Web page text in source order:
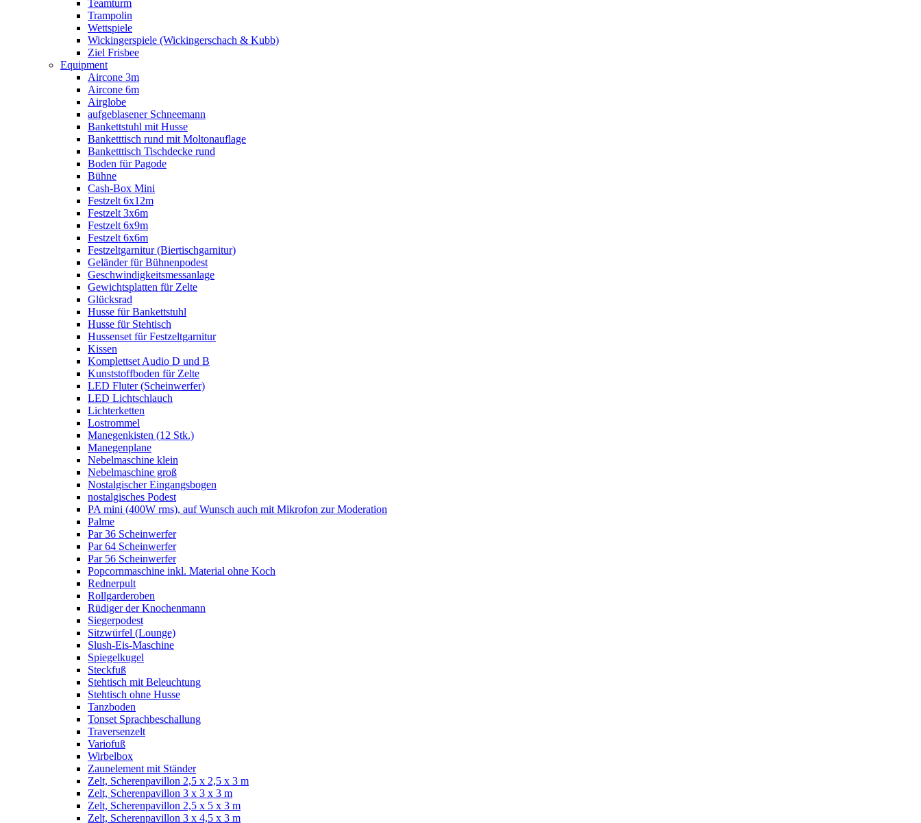
Teamturm
Trampolin
Wettspiele
Wickingerspiele (Wickingerschach & Kubb)
Ziel Frisbee
Equipment
Aircone 3m
Aircone 6m
Airglobe
aufgeblasener Schneemann
Bankettstuhl mit Husse
Banketttisch rund mit Moltonauflage
Banketttisch Tischdecke rund
Boden für Pagode
Bühne
Cash-Box Mini
Festzelt 6x12m
Festzelt 3x6m
Festzelt 6x9m
Festzelt 6x6m
Festzeltgarnitur (Biertischgarnitur)
Geländer für Bühnenpodest
Geschwindigkeitsmessanlage
Gewichtsplatten für Zelte
Glücksrad
Husse für Bankettstuhl
Husse für Stehtisch
Hussenset für Festzeltgarnitur
Kissen
Komplettset Audio D und B
Kunststoffboden für Zelte
LED Fluter (Scheinwerfer)
LED Lichtschlauch
Lichterketten
Lostrommel
Manegenkisten (12 Stk.)
Manegenplane
Nebelmaschine klein
Nebelmaschine groß
Nostalgischer Eingangsbogen
nostalgisches Podest
PA mini (400W rms), auf Wunsch auch mit Mikrofon zur Moderation
Palme
Par 36 Scheinwerfer
Par 64 Scheinwerfer
Par 56 Scheinwerfer
Popcornmaschine inkl. Material ohne Koch
Rednerpult
Rollgarderoben
Rüdiger der Knochenmann
Siegerpodest
Sitzwürfel (Lounge)
Slush-Eis-Maschine
Spiegelkugel
Steckfuß
Stehtisch mit Beleuchtung
Stehtisch ohne Husse
Tanzboden
Tonset Sprachbeschallung
Traversenzelt
Variofuß
Wirbelbox
Zaunelement mit Ständer
Zelt, Scherenpavillon 2,5 x 2,5 x 3 m
Zelt, Scherenpavillon 3 x 3 x 3 m
Zelt, Scherenpavillon 2,5 x 5 x 3 m
Zelt, Scherenpavillon 3 x 4,5 x 3 m